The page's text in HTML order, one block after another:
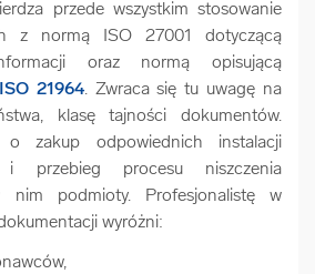
przede wszystkim stosowanie
z normą ISO 27001 dotyczącą
oraz normą opisującą
ISO 21964. Zwraca się tu uwagę na
klasę tajności dokumentów.
zakup odpowiednich instalacji
i przebieg procesu niszczenia
nim podmioty. Profesjonalistę w
wyróżni: